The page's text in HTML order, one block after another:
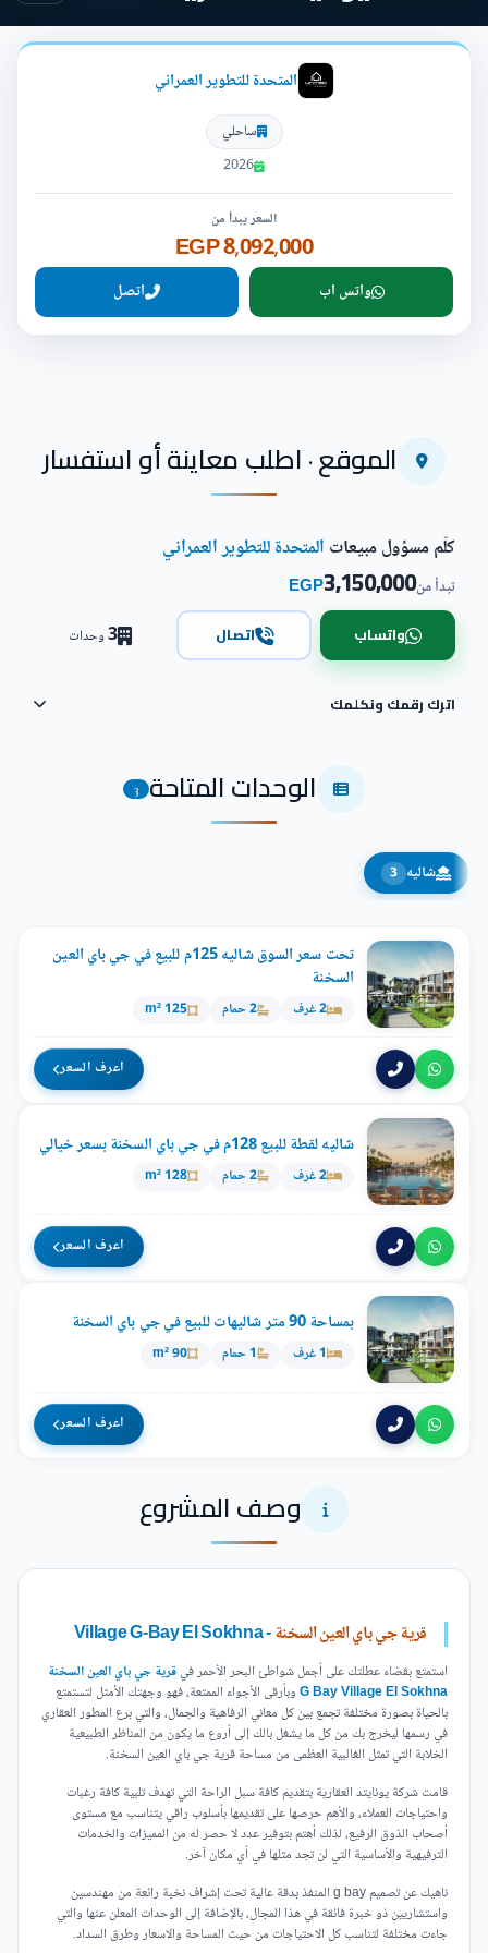
المتحدة للتطوير العمراني
ساحلي
2026
السعر يبدأ من
8,092,000 EGP
واتس اب اتصل
الموقع · اطلب معاينة أو استفسار
كلّم مسؤول مبيعات المتحدة للتطوير العمراني
تبدأ من3,150,000
EGP
واتساب اتصال 3وحدات
اترك رقمك ونكلمك
الوحدات المتاحة 3
شاليه 3
تحت سعر السوق شاليه 125م للبيع في جي باي العين
السخنة
2 غرف 2 حمام 125 m²
اعرف السعر
شاليه لقطة للبيع 128م في جي باي السخنة بسعر خيالي
2 غرف 2 حمام 128 m²
اعرف السعر
بمساحة 90 متر شاليهات للبيع في جي باي السخنة
1 غرف 1 حمام 90 m²
اعرف السعر
وصف المشروع
قرية جي باي العين السخنة- Village G-Bay El Sokhna
استمتع بقضاء عطلتك على أجمل شواطئ البحر الأحمر فيقرية جي باي العين السخنة
G Bay Village El Sokhnaوبأرقى الأجواء الممتعة، فهو وجهتك الأمثل لتستمتع
بالحياة بصورة مختلفة تجمع بين كل معاني الرفاهية والجمال، والتي برع المطور العقاري
في رسمها ليخرج بك من كل ما يشغل بالك إلى أروع ما يكون من المناظر الطبيعية
الخلابة التي تمثل الغالبية العظمى من مساحة قرية جي باي العين السخنة.
قامت شركة يونايتد العقارية بتقديم كافة سبل الراحة التي تهدف تلبية كافة رغبات
واحتياجات العملاء، والأهم حرصها على تقديمها بأسلوب راقي يتناسب مع مستوى
أصحاب الذوق الرفيع، لذلك أهتم بتوفير عدد لا حصر له من المميزات والخدمات
الترفيهية والأساسية التي لن تجد مثلها في أي مكان آخر.
ناهيك عن تصميم g bay المنفذ بدقة عالية تحت إشراف نخبة رائعة من مهندسين
واستشاريين ذو خبرة فائقة في هذا المجال، بالإضافة إلى الوحدات المعلن عنها والتي
جاءت مختلفة لتناسب كل الاحتياجات من حيث المساحة والاسعار وطرق السداد.